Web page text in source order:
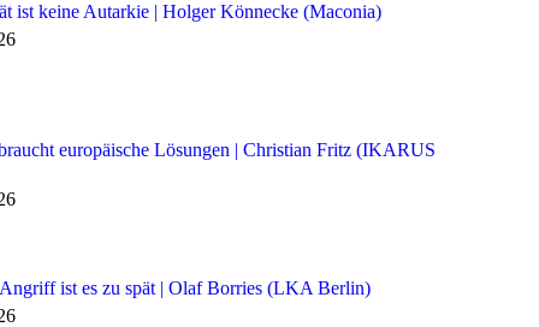
ist keine Autarkie | Holger Könnecke (Maconia)
europäische Lösungen | Christian Fritz (IKARUS
ist es zu spät | Olaf Borries (LKA Berlin)